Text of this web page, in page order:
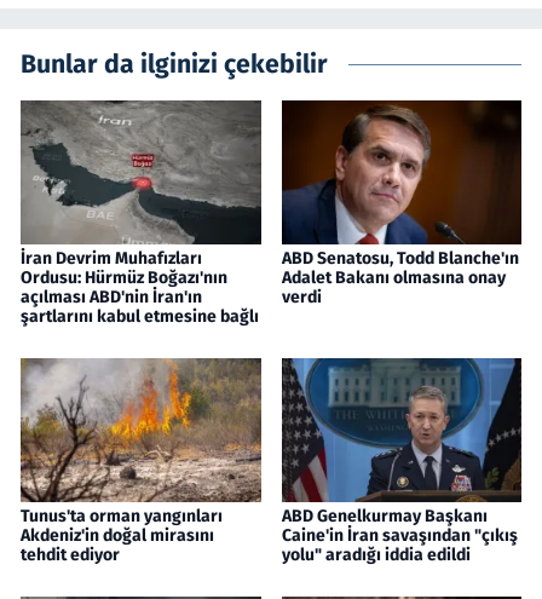
Bunlar da ilginizi çekebilir
İran Devrim Muhafızları
Ordusu: Hürmüz Boğazı'nın
açılması ABD'nin İran'ın
şartlarını kabul etmesine bağlı
ABD Senatosu, Todd Blanche'ın
Adalet Bakanı olmasına onay
verdi
Tunus'ta orman yangınları
Akdeniz'in doğal mirasını
tehdit ediyor
ABD Genelkurmay Başkanı
Caine'in İran savaşından "çıkış
yolu" aradığı iddia edildi